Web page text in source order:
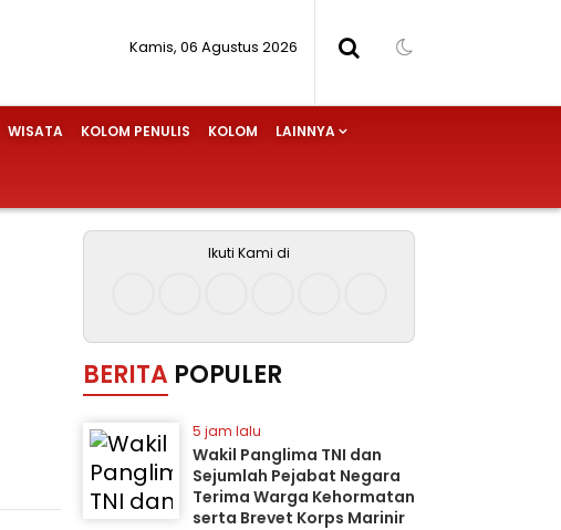
Kamis, 06 Agustus 2026
WISATA KOLOM PENULIS KOLOM LAINNYA
Ikuti Kami di
BERITA POPULER
5 jam lalu
Wakil Panglima TNI dan
Sejumlah Pejabat Negara
Terima Warga Kehormatan
serta Brevet Korps Marinir